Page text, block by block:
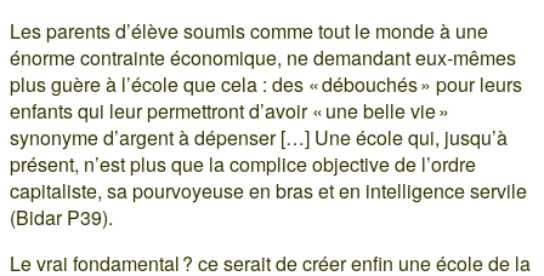
Les parents d’élève soumis comme tout le monde à une
énorme contrainte économique, ne demandant eux-mêmes
plus guère à l’école que cela : des « débouchés » pour leurs
enfants qui leur permettront d’avoir « une belle vie »
synonyme d’argent à dépenser […] Une école qui, jusqu’à
présent, n’est plus que la complice objective de l’ordre
capitaliste, sa pourvoyeuse en bras et en intelligence servile
(Bidar P39).
Le vrai fondamental ? ce serait de créer enfin une école de la